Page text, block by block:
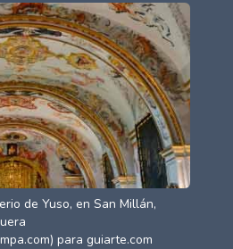
de Yuso, en San Millán,
para guiarte.com